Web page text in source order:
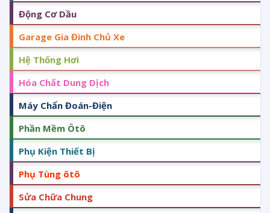
Động Cơ Dầu
Garage Gia Đình Chủ Xe
Hệ Thống Hơi
Hóa Chất Dung Dịch
Máy Chẩn Đoán-Điện
Phần Mềm Ôtô
Phụ Kiện Thiết Bị
Phụ Tùng ôtô
Sửa Chữa Chung